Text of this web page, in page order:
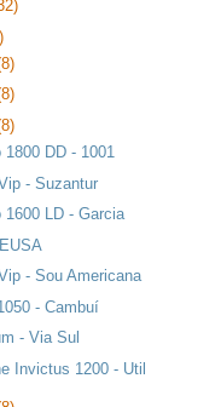
1800 DD - 1001
- Suzantur
1600 LD - Garcia
- Sou Americana
- Cambuí
- Via Sul
Invictus 1200 - Util